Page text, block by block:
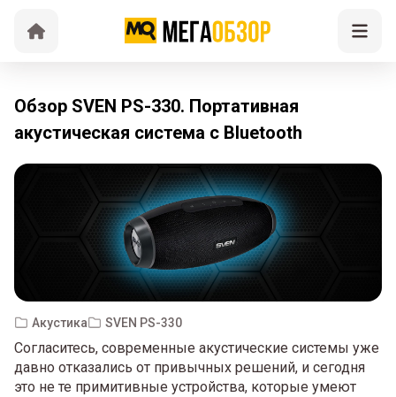
Обзор SVEN PS-330. Портативная
акустическая система с Bluetooth
Акустика SVEN PS-330
Согласитесь, современные акустические системы уже
давно отказались от привычных решений, и сегодня
это не те примитивные устройства, которые умеют